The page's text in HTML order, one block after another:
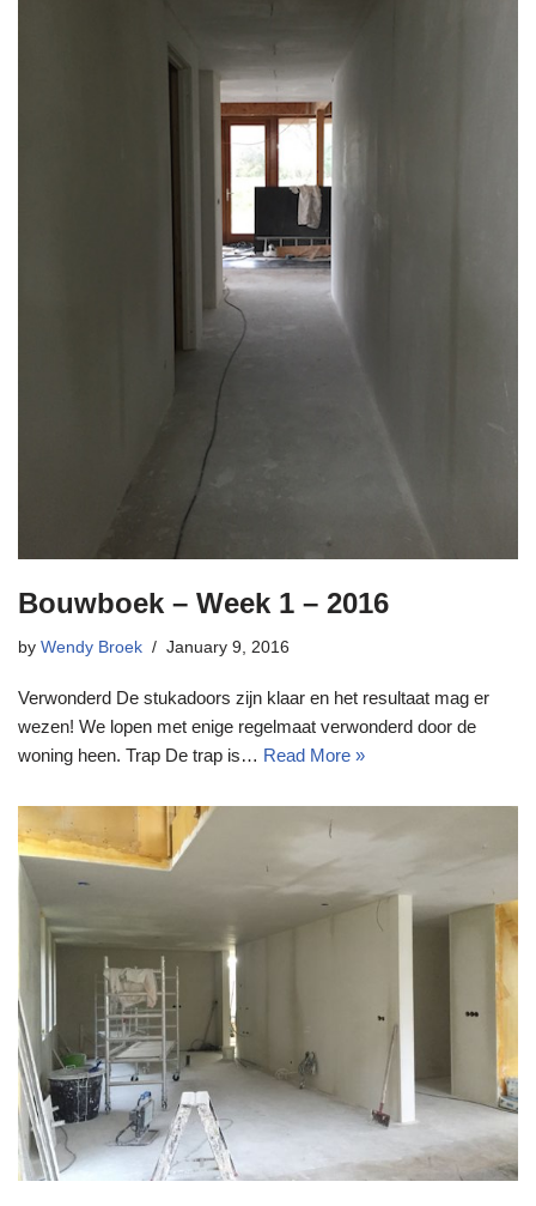
Bouwboek – Week 1 – 2016
by Wendy Broek January 9, 2016
Verwonderd De stukadoors zijn klaar en het resultaat mag er
wezen! We lopen met enige regelmaat verwonderd door de
woning heen. Trap De trap is… Read More »